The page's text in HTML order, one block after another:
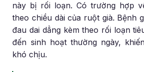
này bị rối loạn. Có trường hợp
theo chiều dài của ruột già. Bệnh
đau dai dẳng kèm theo rối loạn
đến sinh hoạt thường ngày,
khó chịu.